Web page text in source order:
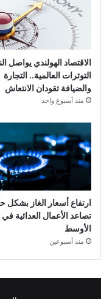
الاقتصاد الهولندي يواصل
التوترات العالمية.. التجارة
والضيافة تقودان الانتعاش
منذ أسبوع واحد
ارتفاع أسعار الغاز بشكل
تصاعد الأعمال العدائية
الأوسط
منذ أسبوعين